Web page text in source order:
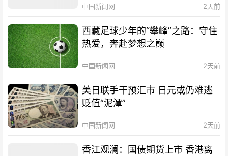
中国新闻网 2天前
西藏足球少年的“攀峰”之路：守住
热爱，奔赴梦想之巅
中国新闻网 2天前
美日联手干预汇市 日元或仍难逃
贬值“泥潭”
中国新闻网 2天前
香江观澜：国债期货上市 香港离